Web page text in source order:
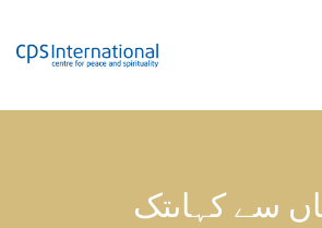
content
سے کہاںتک